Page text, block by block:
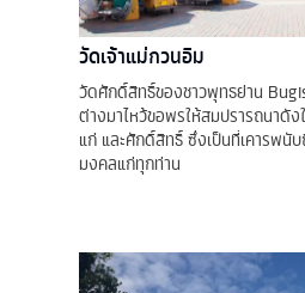
วัดเจ้าแม่กวนอิม
วัดศักดิ์สิทธิ์ของชาวพุทธย่าน
ต่างมาไหว้ขอพรให้สมปรารถนาดัง
แก่ และศักดิ์สิทธิ์ ซึ่งเป็นที่เคารพนั
มงคลแก่ทุกท่าน